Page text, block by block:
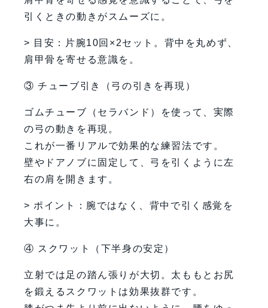
引くときの動きがスムーズに。
> 目安：片腕10回×2セット。背中を丸めず、
肩甲骨を寄せる意識を。
③ チューブ引き（弓の引きを再現）
ゴムチューブ（セラバンド）を使って、実際
の弓の動きを再現。
これが一番リアルで効果的な練習法です。
壁やドアノブに固定して、弓を引くように左
右の肩を開きます。
> ポイント：腕ではなく、背中で引く感覚を
大事に。
④ スクワット（下半身の安定）
立射では足の踏ん張りが大切。太ももとお尻
を鍛えるスクワットは効果抜群です。